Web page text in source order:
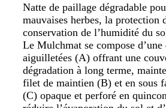
Natte de paillage dégradable
mauvaises herbes, la protection
conservation de l’humidité du
Le Mulchmat se compose
aiguilletées (A) offrant une
dégradation à long terme,
filet de maintien (B) et en sous
(C) opaque et perforé en